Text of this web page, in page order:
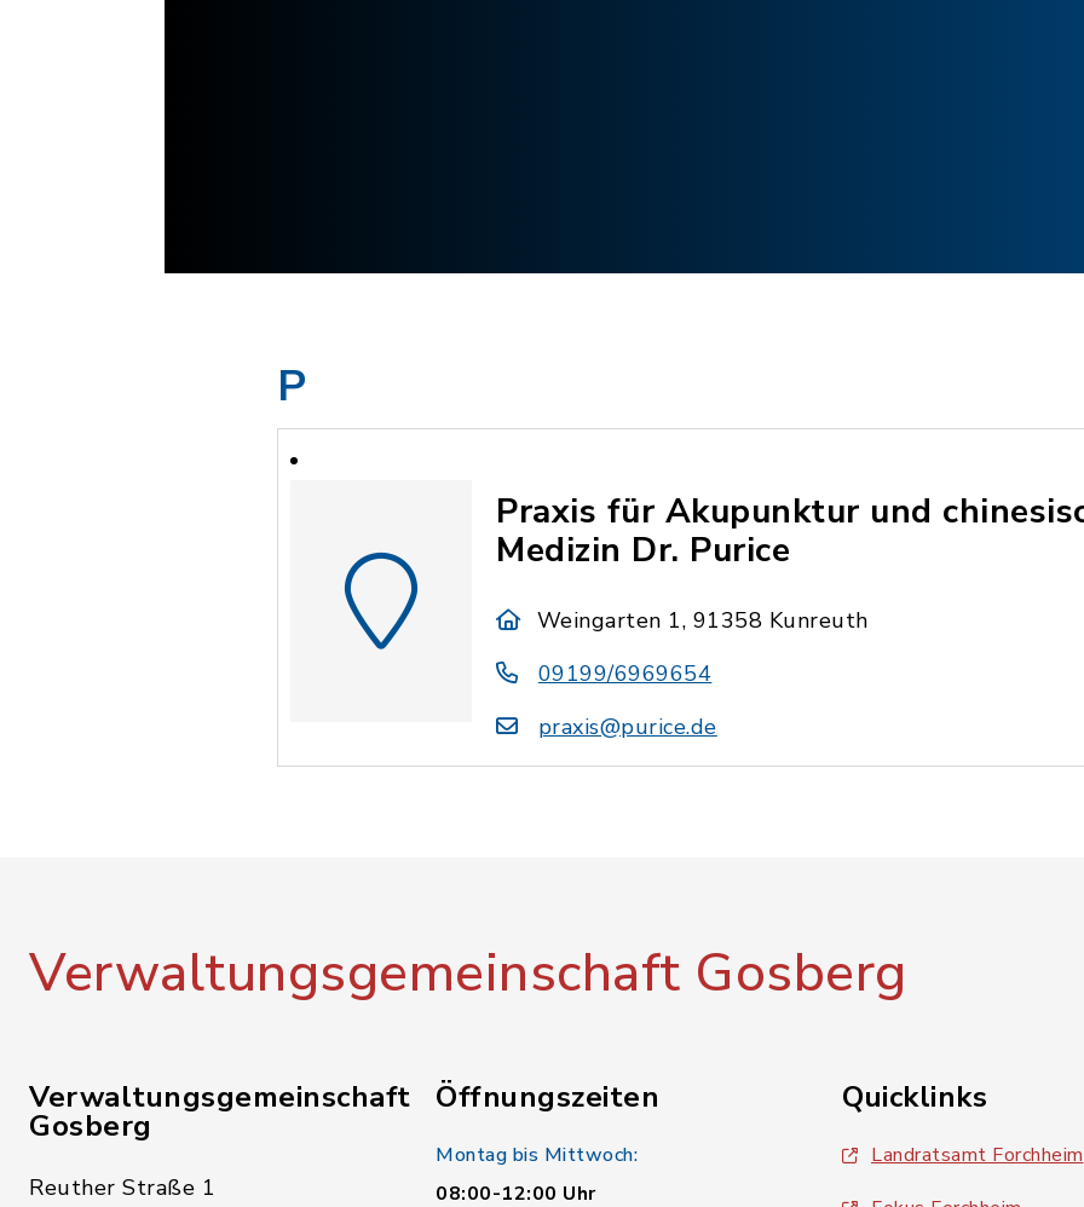
P
Praxis für Akupunktur und
Medizin Dr. Purice
Weingarten 1, 91358 Kunreuth
09199/6969654
praxis@purice.de
Verwaltungsgemeinschaft Gosberg
Verwaltungsgemeinschaft
Gosberg
Reuther Straße 1
Öffnungszeiten
Montag bis Mittwoch:
08:00-12:00 Uhr
Quicklinks
Landratsamt Forchheim